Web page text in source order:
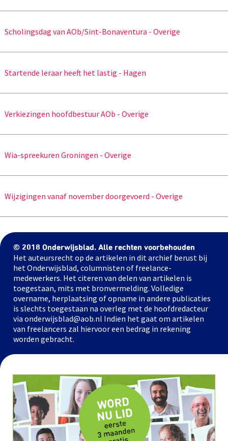
Scholingsdag van AOb/Sint-Bonaventura - Overige
Startende leraar heeft het lastig - Hagen
Verkiezingen hoofdbestuur AOb - Overige
Wia-spreekuren Groningen - Overige
Wijzigingen vanaf november doorgevoerd - Overige
© 2018 Onderwijsblad. Alle rechten voorbehouden
Het auteursrecht op de artikelen in dit archief berust bij
het Onderwijsblad, columnisten of freelance-
medewerkers. Het citeren van delen van artikelen is
toegestaan, mits met bronvermelding. Volledige
overname, herplaatsing of opname in andere publicaties
is slechts toegestaan na overleg met de hoofdredacteur
via onderwijsblad@aob.nl Indien het gaat om artikelen
van freelancers zal hiervoor een bedrag in rekening
worden gebracht.